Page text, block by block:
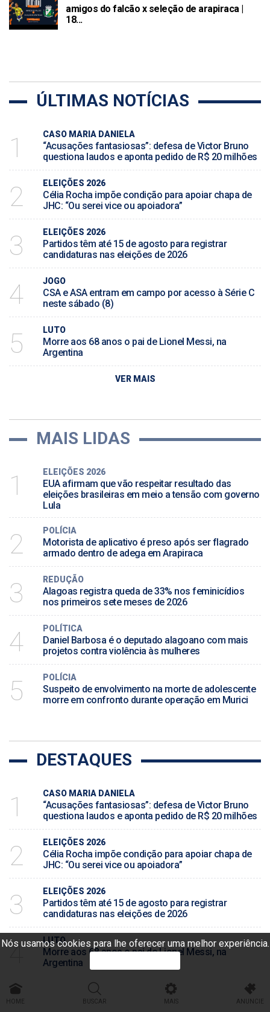
Nós usamos cookies para lhe oferecer uma melhor experiência.
A | 18 DE OUTUBROO DE 2025
amigos do falcão x seleção de arapiraca |
18...
ÚLTIMAS NOTÍCIAS
1 CASO MARIA DANIELA
“Acusações fantasiosas”: defesa de Victor Bruno
questiona laudos e aponta pedido de R$ 20 milhões
2 ELEIÇÕES 2026
Célia Rocha impõe condição para apoiar chapa de
JHC: “Ou serei vice ou apoiadora”
3 ELEIÇÕES 2026
Partidos têm até 15 de agosto para registrar
candidaturas nas eleições de 2026
4 JOGO
CSA e ASA entram em campo por acesso à Série C
neste sábado (8)
5 LUTO
Morre aos 68 anos o pai de Lionel Messi, na
Argentina
VER MAIS
MAIS LIDAS
1 ELEIÇÕES 2026
EUA afirmam que vão respeitar resultado das
eleições brasileiras em meio a tensão com governo
Lula
2 POLÍCIA
Motorista de aplicativo é preso após ser flagrado
armado dentro de adega em Arapiraca
3 REDUÇÃO
Alagoas registra queda de 33% nos feminicídios
nos primeiros sete meses de 2026
4 POLÍTICA
Daniel Barbosa é o deputado alagoano com mais
projetos contra violência às mulheres
5 POLÍCIA
Suspeito de envolvimento na morte de adolescente
morre em confronto durante operação em Murici
DESTAQUES
1 CASO MARIA DANIELA
“Acusações fantasiosas”: defesa de Victor Bruno
questiona laudos e aponta pedido de R$ 20 milhões
2 ELEIÇÕES 2026
Célia Rocha impõe condição para apoiar chapa de
JHC: “Ou serei vice ou apoiadora”
3 ELEIÇÕES 2026
Partidos têm até 15 de agosto para registrar
candidaturas nas eleições de 2026
4 LUTO
Morre aos 68 anos o pai de Lionel Messi, na
Argentina
5 PEDIDO NEGADO
Moraes nega pedido e Bolsonaro não poderá
HOME BUSCAR MAIS ANUNCIE